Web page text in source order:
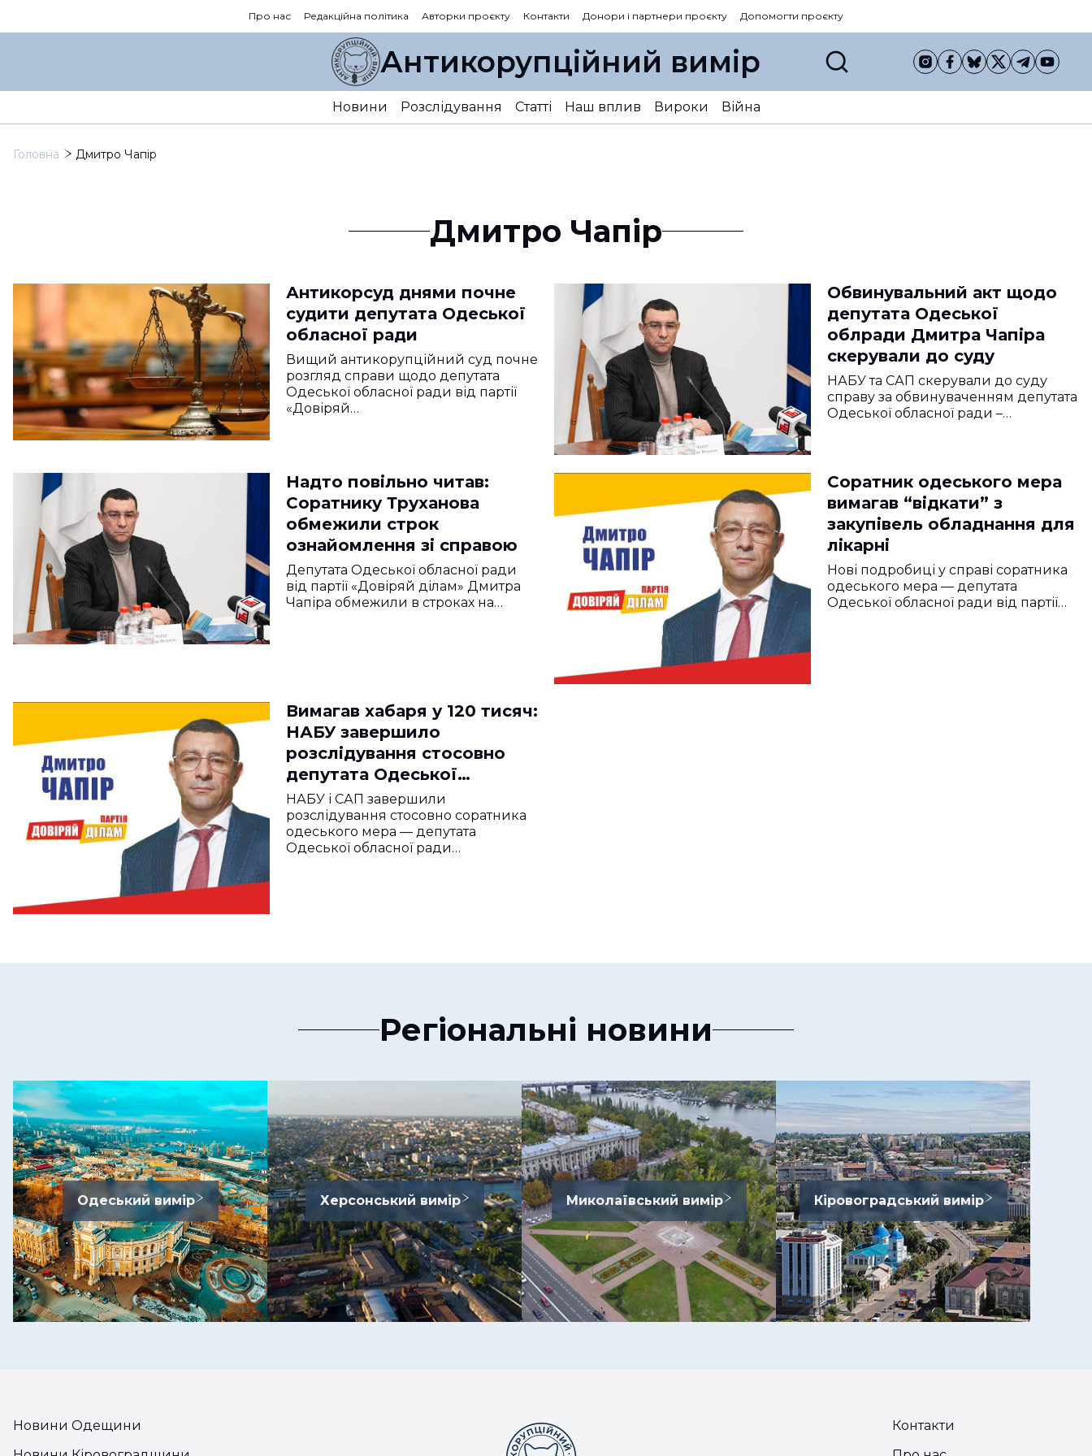
Про нас Редакційна політика Авторки проєкту Контакти Донори і партнери проєкту Допомогти проєкту
Антикорупційний вимір
Новини Розслідування Статті Наш вплив Вироки Війна
Головна Дмитро Чапір
Дмитро Чапір
Антикорсуд днями почне
судити депутата Одеської
обласної ради
Вищий антикорупційний суд почне
розгляд справи щодо депутата
Одеської обласної ради від партії
«Довіряй…
Обвинувальний акт щодо
депутата Одеської
облради Дмитра Чапіра
скерували до суду
НАБУ та САП скерували до суду
справу за обвинуваченням депутата
Одеської обласної ради –…
Надто повільно читав:
Соратнику Труханова
обмежили строк
ознайомлення зі справою
Депутата Одеської обласної ради
від партії «Довіряй ділам» Дмитра
Чапіра обмежили в строках на…
Соратник одеського мера
вимагав “відкати” з
закупівель обладнання для
лікарні
Нові подробиці у справі соратника
одеського мера — депутата
Одеської обласної ради від партії…
Вимагав хабаря у 120 тисяч:
НАБУ завершило
розслідування стосовно
депутата Одеської
облради від “Довіряй
ділам”
НАБУ і САП завершили
розслідування стосовно соратника
одеського мера — депутата
Одеської обласної ради…
Регіональні новини
Одеський вимір Херсонський вимір Миколаївський вимір Кіровоградський вимір
Новини Одещини
Контакти